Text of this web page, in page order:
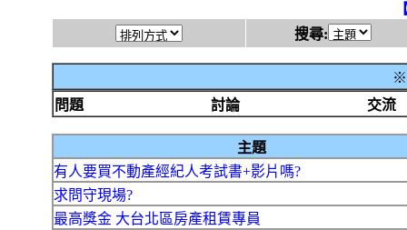
搜尋:
※
問題
討論 交流
主題
有人要買不動產經紀人考試書+影片嗎?
求問守現場?
最高獎金 大台北區房產租賃專員